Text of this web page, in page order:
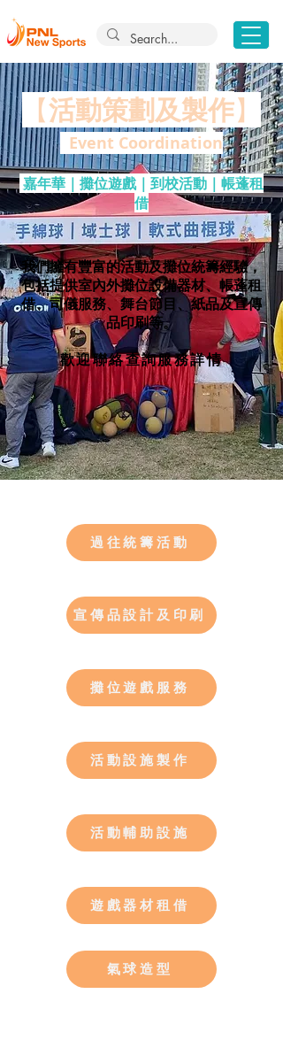
【活動策劃及製作】
Event Coordination
嘉年華｜攤位遊戲｜到校活動｜帳蓬租
借
我們擁有豐富的活動及攤位統籌經驗，
包括提供室內外攤位設備器材、帳蓬租
借、司儀服務、舞台節目、紙品及宣傳
品印刷等。
​歡迎聯絡查詢服務詳情
過往統籌活動
宣傳品設計及印刷
攤位遊戲服務
活動設施製作
活動輔助設施
遊戲器材租借
氣球造型